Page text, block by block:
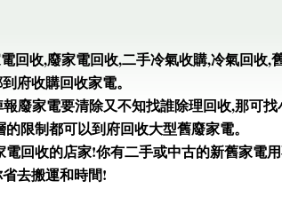
回收,廢家電回收,二手冷氣收購,冷氣回收,
府收購回收家電。
廢家電要清除又不知找誰除理回收,那可
限制都可以到府回收大型舊廢家電。
回收的店家!你有二手或中古的新舊家電
去搬運和時間!